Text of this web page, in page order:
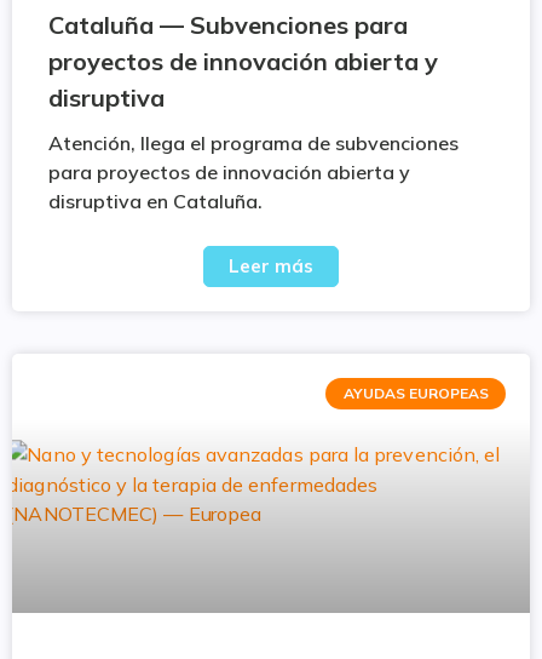
Cataluña — Subvenciones para
proyectos de innovación abierta y
disruptiva
Atención, llega el programa de subvenciones
para proyectos de innovación abierta y
disruptiva en Cataluña.
Leer más
AYUDAS EUROPEAS